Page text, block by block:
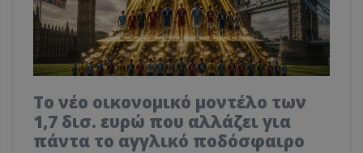
Το νέο οικονομικό μοντέλο των
1,7 δισ. ευρώ που αλλάζει για
πάντα το αγγλικό ποδόσφαιρο